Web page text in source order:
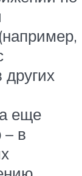
других
еще
– в